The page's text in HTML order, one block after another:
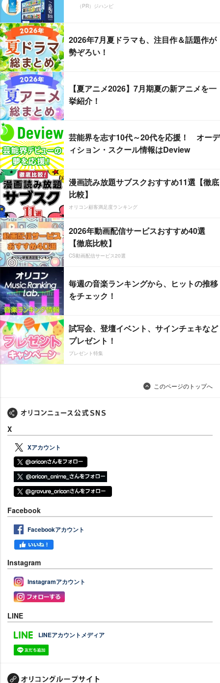
（PR）ジハンピ
2026年7月夏ドラマも、注目作＆話題作が
勢ぞろい！
【夏アニメ2026】7月期夏の新アニメを一
挙紹介！
芸能界を志す10代～20代を応援！ オーデ
ィション・スクール情報はDeview
漫画読み放題サブスクおすすめ11選【徹底
比較】
オリコン顧客満足度ランキング
2026年動画配信サービスおすすめ40選
【徹底比較】
CS動画配信サービス20選
毎週の音楽ランキングから、ヒットの推移
をチェック！
試写会、登壇イベント、サインチェキなど
プレゼント！
プレゼント特集
このページのトップへ
X
Xアカウント
Facebook
Facebookアカウント
Instagram
Instagramアカウント
LINE
LINEアカウントメディア